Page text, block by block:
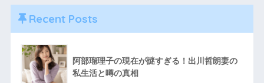
Recent Posts
阿部瑠理子の現在が謎すぎる！出川哲朗妻の
私生活と噂の真相